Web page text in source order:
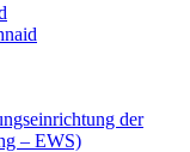
der
– EWS)